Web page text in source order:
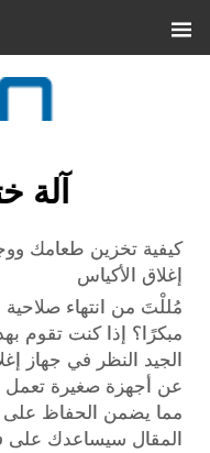
آلة
كيفية تخزين طعامك
إغلاق الأكياس
مُللْتَ من انتهاء
مبكرًا؟ إذا كنت تقوم
الجيد النظر في جهاز
عن أجهزة صغيرة تعمل
مما يضمن الحفاظ على
المقال سيساعدك على